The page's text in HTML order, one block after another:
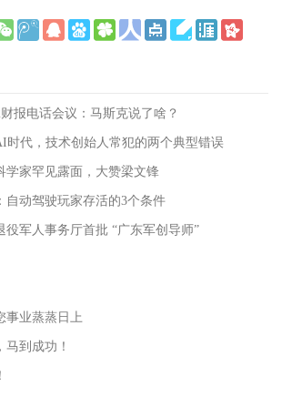
财报电话会议：马斯克说了啥？
时代，技术创始人常犯的两个典型错误
学家罕见露面，大赞梁文锋
自动驾驶玩家存活的3个条件
役军人事务厅首批 “广东军创导师”
事业蒸蒸日上
到成功！